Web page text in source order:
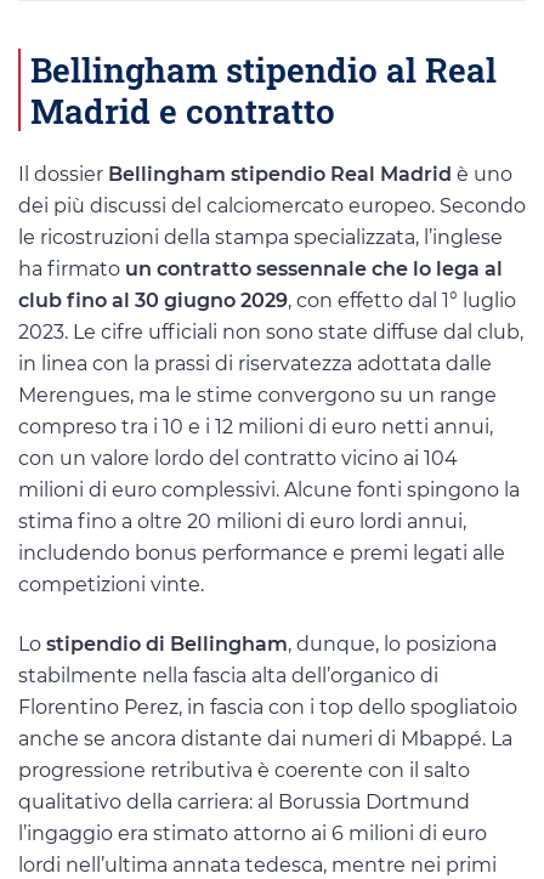
Bellingham stipendio al Real
Madrid e contratto
Il dossier Bellingham stipendio Real Madrid è uno
dei più discussi del calciomercato europeo. Secondo
le ricostruzioni della stampa specializzata, l’inglese
ha firmato un contratto sessennale che lo lega al
club fino al 30 giugno 2029, con effetto dal 1° luglio
2023. Le cifre ufficiali non sono state diffuse dal club,
in linea con la prassi di riservatezza adottata dalle
Merengues, ma le stime convergono su un range
compreso tra i 10 e i 12 milioni di euro netti annui,
con un valore lordo del contratto vicino ai 104
milioni di euro complessivi. Alcune fonti spingono la
stima fino a oltre 20 milioni di euro lordi annui,
includendo bonus performance e premi legati alle
competizioni vinte.
Lo stipendio di Bellingham, dunque, lo posiziona
stabilmente nella fascia alta dell’organico di
Florentino Perez, in fascia con i top dello spogliatoio
anche se ancora distante dai numeri di Mbappé. La
progressione retributiva è coerente con il salto
qualitativo della carriera: al Borussia Dortmund
l’ingaggio era stimato attorno ai 6 milioni di euro
lordi nell’ultima annata tedesca, mentre nei primi